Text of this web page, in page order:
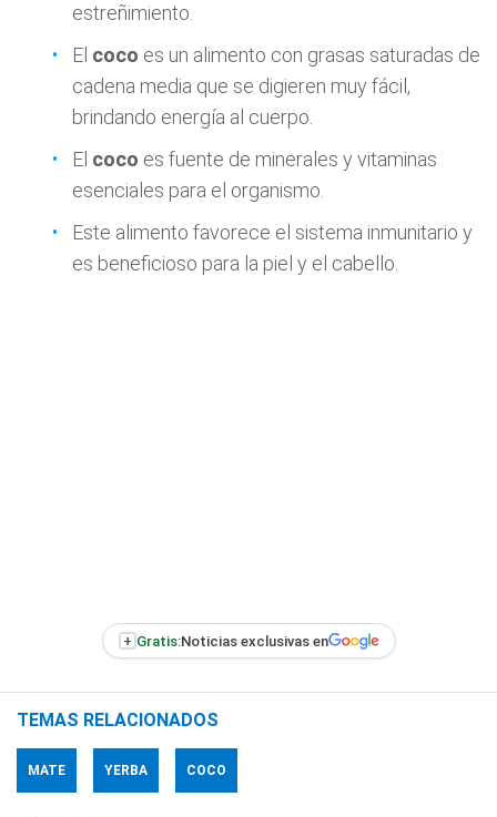
estreñimiento.
El coco es un alimento con grasas saturadas de
cadena media que se digieren muy fácil,
brindando energía al cuerpo.
El coco es fuente de minerales y vitaminas
esenciales para el organismo.
Este alimento favorece el sistema inmunitario y
es beneficioso para la piel y el cabello.
+ Gratis:Noticias exclusivas en
TEMAS RELACIONADOS
MATE YERBA COCO